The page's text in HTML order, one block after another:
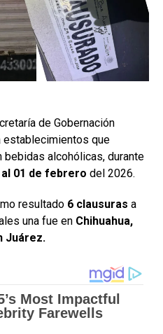
de Gobernación
establecimientos que
alcohólicas, durante
01 de febrero del 2026.
resultado 6 clausuras a
una fue en Chihuahua,
Juárez.